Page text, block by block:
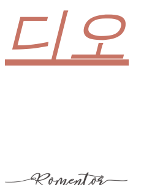
디오